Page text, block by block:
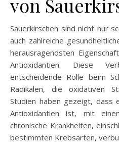
von
Sauerkirschen sind nicht nur
auch zahlreiche
herausragendsten
Antioxidantien. Diese
entscheidende Rolle beim
Radikalen, die oxidativen
Studien haben gezeigt, dass
Antioxidantien ist, mit
chronische Krankheiten,
bestimmten Krebsarten,